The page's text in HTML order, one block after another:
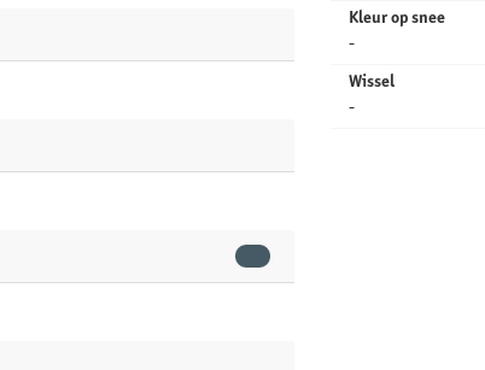
Kleur op snee
-
Wissel
-